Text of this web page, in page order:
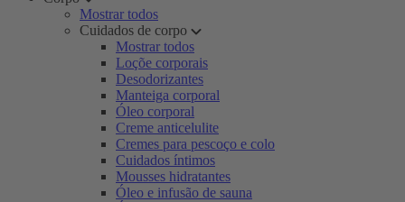
Mostrar todos
Cuidados de corpo
Mostrar todos
Loçõe corporais
Desodorizantes
Manteiga corporal
Óleo corporal
Creme anticelulite
Cremes para pescoço e colo
Cuidados íntimos
Mousses hidratantes
Óleo e infusão de sauna